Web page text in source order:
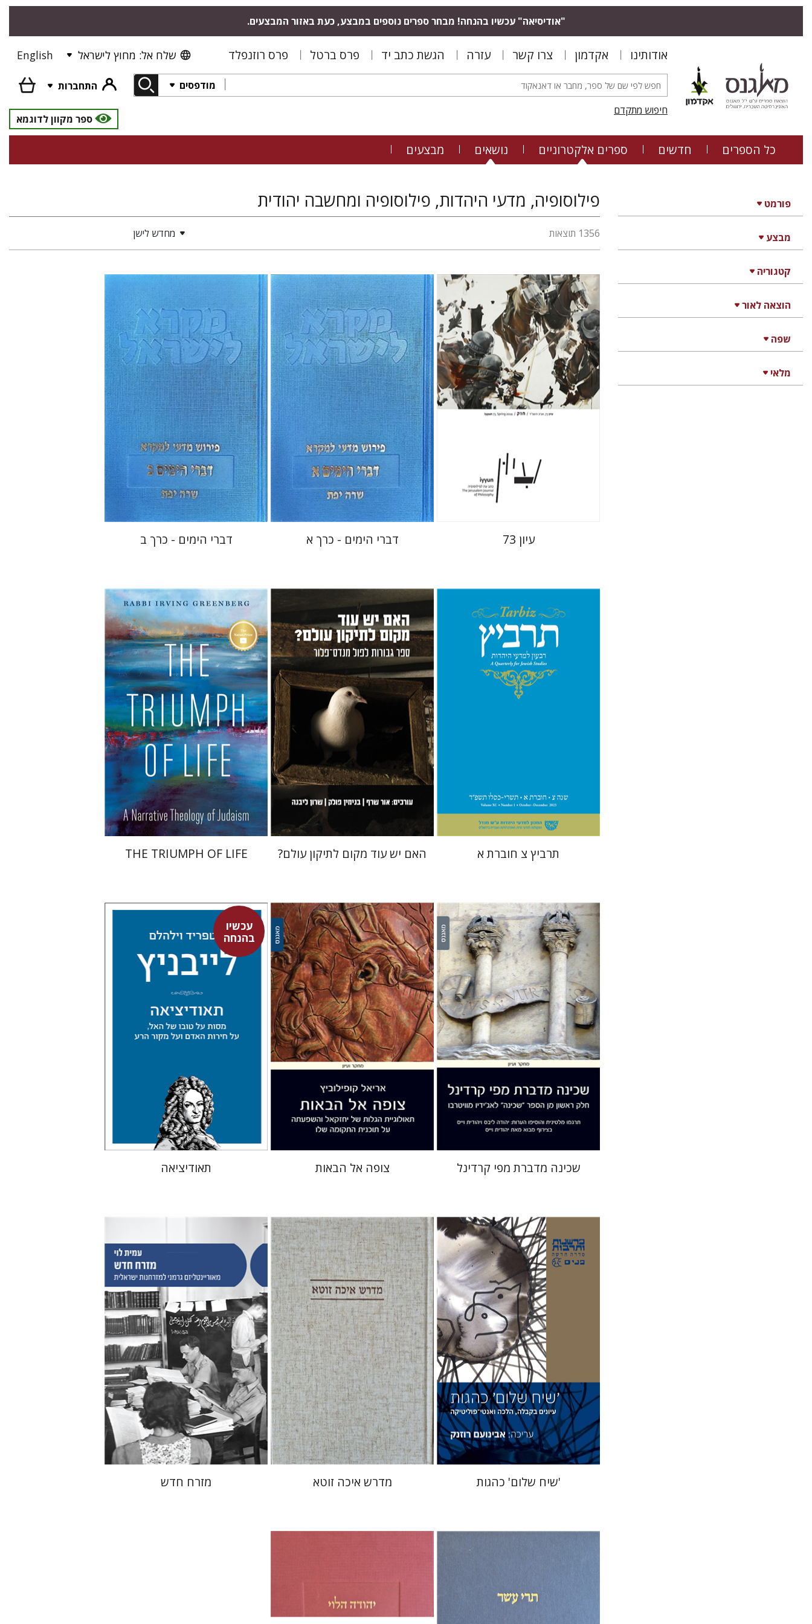
"אודיסיאה" עכשיו בהנחה! מבחר ספרים נוספים במבצע, כעת באזור המבצעים.
אודותינו אקדמון צרו קשר עזרה הגשת כתב יד פרס ברטל פרס רוזנפלד שלח אל: מחוץ לישראל English
מודפסים
התחברות
חיפוש מתקדם
ספר מקוון לדוגמא
כל הספרים חדשים ספרים אלקטרוניים נושאים מבצעים
פורמט
מבצע
קטגוריה
הוצאה לאור
שפה
מלאי
פילוסופיה, מדעי היהדות, פילוסופיה ומחשבה יהודית
1356 תוצאות מחדש לישן
חגי כנען
הנחת אתר ספר מודפס
$31
$28
עיון 73
שרה יפת
הנחת אתר ספר מודפס
$53
$48
דברי הימים - כרך א
שרה יפת
הנחת אתר ספר מודפס
דברי הימים - כרך ב
מיכאל סיגל יהונתן גארב
$31
$28
תרביץ צ חוברת א
שרון ליבנה בנימין פולק אור שרף
הנחת אתר ספר מודפס
$40
$36
האם יש עוד מקום לתיקון עולם?
Irving (Yitz) Greenberg
הנחת אתר ספר מודפס
$35
$32
THE TRIUMPH OF LIFE
יהודה ליבס יהודה ליבס
יהודית
וייס
יהודית וייס
הנחת אתר ספר מודפס
$46
$41
שכינה מדברת מפי קרדינל
אריאל קופילוביץ
הנחת אתר ספר מודפס
$46
$41
צופה אל הבאות
עכשיו
בהנחה
גוטפריד וילהלם לייבניץ
אלחנן יקירה
עכשיו בהנחה
$46
$34
תאודיציאה
אבינועם רוזנק
הנחת אתר ספר מודפס
$46
$41
'שיח שלום' כהגות
ענת רייזל נקר
הנחת אתר ספר מודפס
$46
$41
מדרש איכה זוטא
הנחת אתר ספר מודפס
$42
$38
מזרח חדש